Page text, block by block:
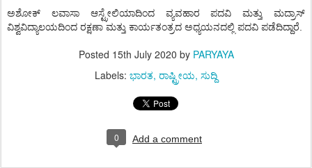
ಅಶೋಕ್ ಲವಾಸಾ ಆಸ್ಟ್ರೇಲಿಯಾದಿಂದ ವ್ಯವಹಾರ ಪದವಿ ಮತ್ತು
ಮದ್ರಾಸ್
ವಿಶ್ವವಿದ್ಯಾಲಯದಿಂದ ರಕ್ಷಣಾ ಮತ್ತು ಕಾರ್ಯತಂತ್ರದ ಅಧ್ಯಯನದಲ್ಲಿ ಪದವಿ ಪಡೆದಿದ್ದಾರೆ
Posted 15th July 2020 by PARYAYA
Labels: ಭಾರತ ರಾಷ್ಟ್ರೀಯ ಸುದ್ದಿ
0 Add a comment